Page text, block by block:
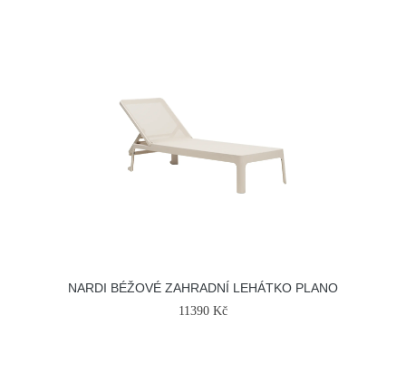
NARDI BÉŽOVÉ ZAHRADNÍ LEHÁTKO PLANO
11390 Kč